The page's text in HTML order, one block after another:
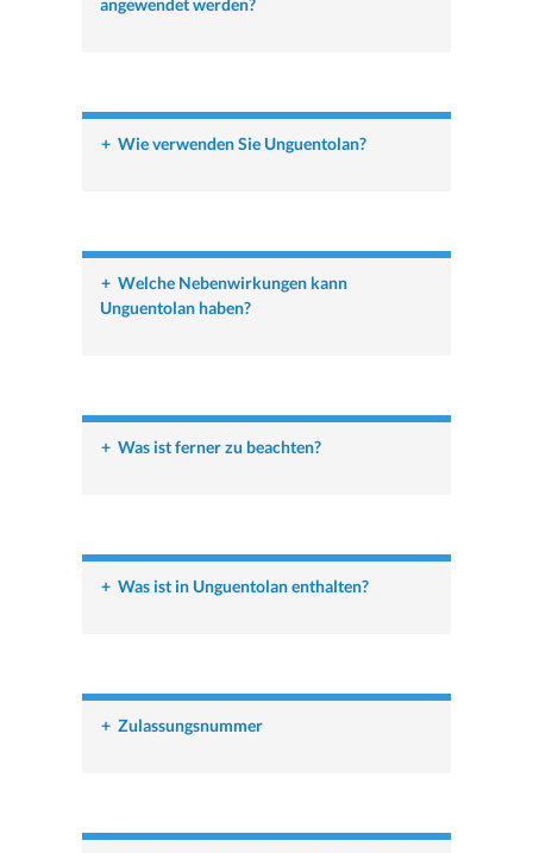
+ Wie verwenden Sie Unguentolan?
+ Welche Nebenwirkungen kann
Unguentolan haben?
+ Was ist ferner zu beachten?
+ Was ist in Unguentolan enthalten?
+ Zulassungsnummer